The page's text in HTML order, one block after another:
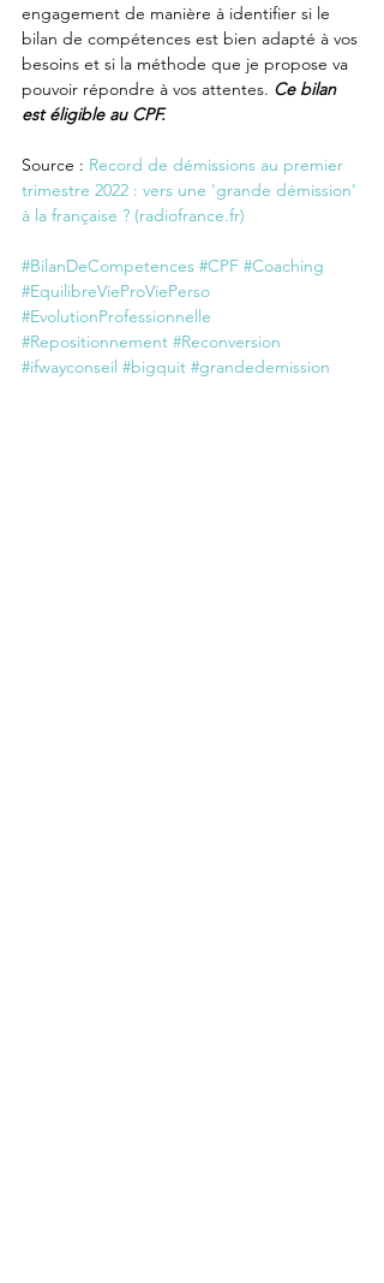
engagement de manière à identifier si le
bilan de compétences est bien adapté à vos
besoins et si la méthode que je propose va
pouvoir répondre à vos attentes. Ce bilan
est éligible au CPF.
Source : Record de démissions au premier
trimestre 2022 : vers une 'grande démission'
à la française ? (radiofrance.fr)
#BilanDeCompetences #CPF #Coaching
#EquilibreVieProViePerso
#EvolutionProfessionnelle
#Repositionnement #Reconversion
#ifwayconseil #bigquit #grandedemission